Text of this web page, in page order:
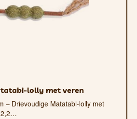
lolly met veren
– Drievoudige Matatabi-lolly met
2,2…